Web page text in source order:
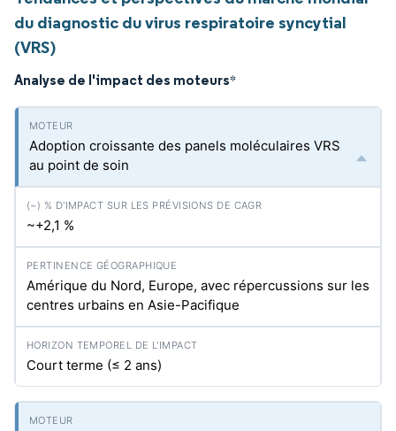
du diagnostic du virus respiratoire syncytial
(VRS)
Analyse de l'impact des moteurs*
Adoption croissante des panels moléculaires VRS
au point de soin
~+2,1 %
Amérique du Nord, Europe, avec répercussions sur les
centres urbains en Asie-Pacifique
Court terme (≤ 2 ans)